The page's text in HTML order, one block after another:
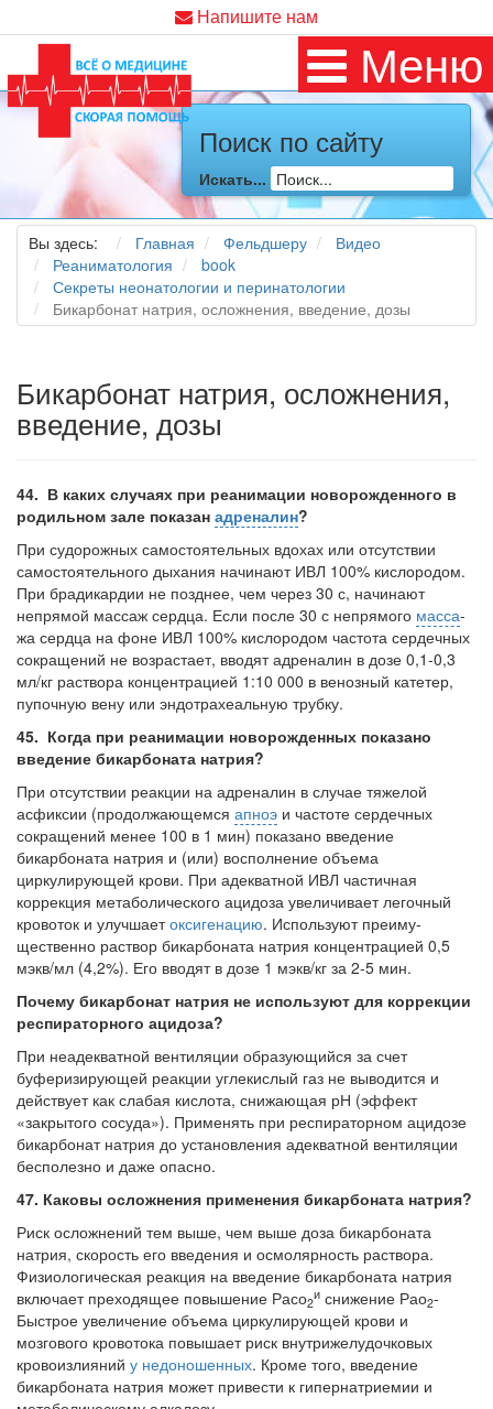
Напишите нам
Меню
Поиск по сайту
Искать...
Вы здесь: Главная Фельдшеру
Видео
Реаниматология
book
Секреты неонатологии и перинатологии
Бикарбонат натрия, осложнения, введение, дозы
Бикарбонат натрия, осложнения,
введение, дозы
44. В каких случаях при реанимации новорожденного в
родильном зале показан адреналин?
При судорожных самостоятельных вдохах или отсутствии
самостоятельного дыхания начинают ИВЛ 100% кислородом.
При брадикардии не позднее, чем через 30 с, начинают
непрямой массаж сердца. Если после 30 с непрямого масса­
жа сердца на фоне ИВЛ 100% кислородом частота сердечных
сокращений не воз­растает, вводят адреналин в дозе 0,1-0,3
мл/кг раствора концентрацией 1:10 000 в венозный катетер,
пупочную вену или эндотрахеальную трубку.
45. Когда при реанимации новорожденных показано
введение бикарбоната натрия?
При отсутствии реакции на адреналин в случае тяжелой
асфиксии (продол­жающемся апноэ и частоте сердечных
сокращений менее 100 в 1 мин) показано введение
бикарбоната натрия и (или) восполнение объема
циркулирующей крови. При адекватной ИВЛ частичная
коррекция метаболического ацидоза уве­личивает легочный
кровоток и улучшаетоксигенацию. Используют преиму­
щественно раствор бикарбоната натрия концентрацией 0,5
мэкв/мл (4,2%). Его вводят в дозе 1 мэкв/кг за 2-5 мин.
Почему бикарбонат натрия не используют для коррекции
респираторного ацидоза?
При неадекватной вентиляции образующийся за счет
буферизирующей реак­ции углекислый газ не выводится и
действует как слабая кислота, снижающая рН (эффект
«закрытого сосуда»). Применять при респираторном ацидозе
бикарбонат натрия до установления адекватной вентиляции
бесполезно и даже опасно.
47. Каковы осложнения применения бикарбоната натрия?
Риск осложнений тем выше, чем выше доза бикарбоната
натрия, скорость его введения и осмолярность раствора.
Физиологическая реакция на введение бикар­боната натрия
включает преходящее повышение Расо2
и снижение Рао2-
Быстрое увеличение объема циркулирующей крови и
мозгового кровотока повышает риск внутрижелудочковых
кровоизлияний у недоношенных. Кроме того, введение
бикарбоната натрия может привести к гипернатриемии и